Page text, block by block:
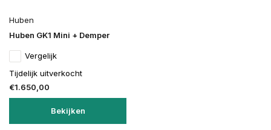
Huben
Huben GK1 Mini + Demper
Vergelijk
Tijdelijk uitverkocht
€1.650,00
Bekijken